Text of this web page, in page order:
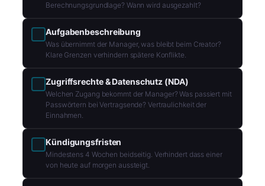
Berechnungsgrundlage? Wann wird ausgezahlt?
Aufgabenbeschreibung
Was übernimmt der Manager, was bleibt beim Creator?
Klare Grenzen verhindern spätere Konflikte.
Zugriffsrechte & Datenschutz (NDA)
Welchen Zugang bekommt der Manager? Was passiert mit
Passwörtern bei Vertragsende? Vertraulichkeit der
Einnahmen.
Kündigungsfristen
Mindestens 4 Wochen beidseitig. Verhindert dass einer
von heute auf morgen aussteigt.